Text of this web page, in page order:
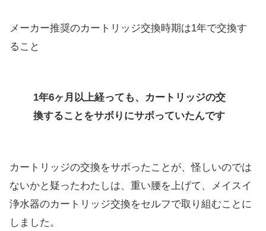
メーカー推奨のカートリッジ交換時期は1年で交換す
ること
1年6ヶ月以上経っても、カートリッジの交
換することをサボりにサボっていたんです
カートリッジの交換をサボったことが、怪しいのでは
ないかと疑ったわたしは、重い腰を上げて、メイスイ
浄水器のカートリッジ交換をセルフで取り組むことに
しました。